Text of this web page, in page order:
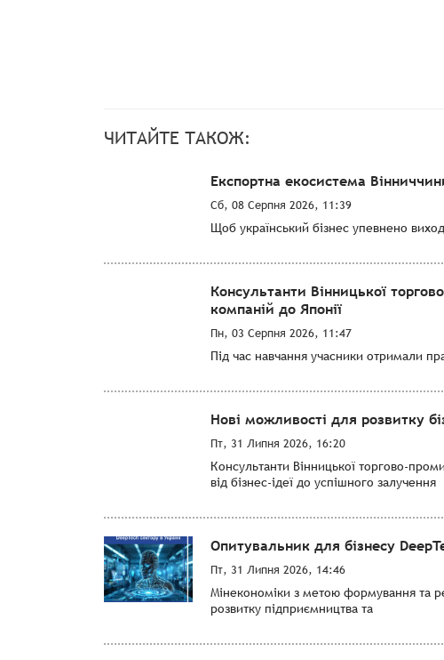
ЧИТАЙТЕ ТАКОЖ:
Експортна екосистема
Сб, 08 Серпня 2026, 11:39
Щоб український бізнес упевнено
Консультанти Вінницької
компаній до Японії
Пн, 03 Серпня 2026, 11:47
Під час навчання учасники отримали
Нові можливості для розвитку
Пт, 31 Липня 2026, 16:20
Консультанти Вінницької торгово-
від бізнес-ідеї до успішного залучення
Опитувальник для бізнесу
Пт, 31 Липня 2026, 14:46
Мінекономіки з метою формування та
розвитку підприємництва та